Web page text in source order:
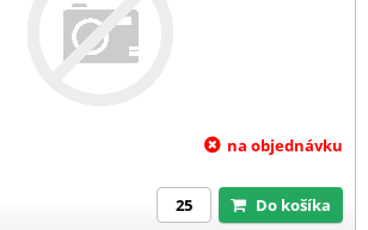
na objednávku
Do košíka